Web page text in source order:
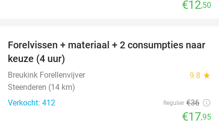
€12,50
50%
Forelvissen + materiaal + 2 consumpties naar
keuze (4 uur)
Breukink Forellenvijver 9.8 star
Steenderen (14 km)
Verkocht: 412
Regulier €36
€17,95